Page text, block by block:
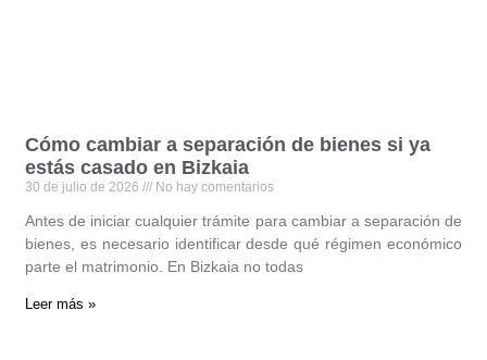
Cómo cambiar a separación de bienes si ya
estás casado en Bizkaia
30 de julio de 2026 No hay comentarios
Antes de iniciar cualquier trámite para cambiar a separación de
bienes, es necesario identificar desde qué régimen económico
parte el matrimonio. En Bizkaia no todas
Leer más »